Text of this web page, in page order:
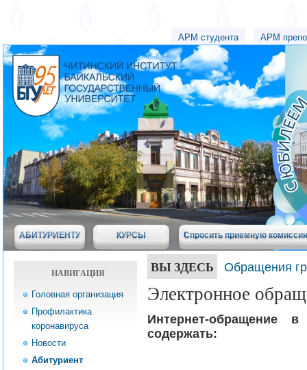
АРМ студента АРМ
АБИТУРИЕНТУ КУРСЫ Спросить приемную
НАВИГАЦИЯ
Головная организация
Профилактика
коронавируса
Новости
Абитуриент
ВЫ ЗДЕСЬ Обращения
Электронное
Интернет-обращение
содержать: